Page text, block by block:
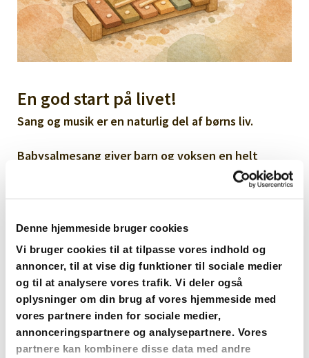
Denne hjemmeside bruger cookies
Vi bruger cookies til at tilpasse vores indhold og
annoncer, til at vise dig funktioner til sociale medier
og til at analysere vores trafik. Vi deler også
oplysninger om din brug af vores hjemmeside med
vores partnere inden for sociale medier,
annonceringspartnere og analysepartnere. Vores
partnere kan kombinere disse data med andre
En god start på livet!
Sang og musik er en naturlig del af børns liv.
Babysalmesang giver barn og voksen en helt
særlig stund sammen, hvor forskellige aktiviteter
f.eks. fagter, sange, sæbebobler dans og
voksne.
Derudover stimuleres barnets sanser og motoriske
udvikling.
Vi synger både salmer og børnesange.
Her er der plads til leg og udvikling for både børn
og voksne.